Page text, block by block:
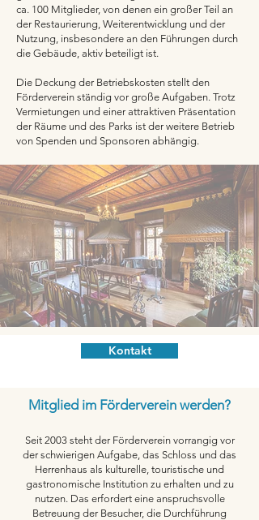
ca. 100 Mitglieder, von denen ein großer Teil an
der Restaurierung, Weiterentwicklung und der
Nutzung, insbesondere an den Führungen durch
die Gebäude, aktiv beteiligt ist.
Die Deckung der Betriebskosten stellt den
Förderverein ständig vor große Aufgaben. Trotz
Vermietungen und einer attraktiven Präsentation
der Räume und des Parks ist der weitere Betrieb
von Spenden und Sponsoren abhängig.
Kontakt
Mitglied im Förderverein werden?
Seit 2003 steht der Förderverein vorrangig vor
der schwierigen Aufgabe, das Schloss und das
Herrenhaus als kulturelle, touristische und
gastronomische Institution zu erhalten und zu
nutzen. Das erfordert eine anspruchsvolle
Betreuung der Besucher, die Durchführung